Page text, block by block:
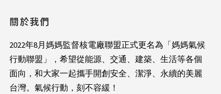
關於我們
2022年8月媽媽監督核電廠聯盟正式更名為「媽媽氣候
行動聯盟」，希望從能源、交通、建築、生活等各個
面向，和大家一起攜手開創安全、潔淨、永續的美麗
台灣。氣候行動，刻不容緩！